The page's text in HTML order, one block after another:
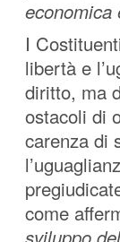
economica
I
libertà e
diritto, ma
ostacoli di
carenza di
come